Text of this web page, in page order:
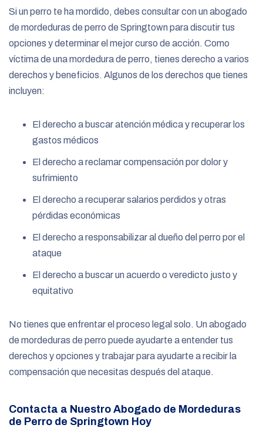
Si un perro te ha mordido, debes consultar con un abogado
de mordeduras de perro de Springtown para discutir tus
opciones y determinar el mejor curso de acción. Como
víctima de una mordedura de perro, tienes derecho a varios
derechos y beneficios. Algunos de los derechos que tienes
incluyen:
El derecho a buscar atención médica y recuperar los
gastos médicos
El derecho a reclamar compensación por dolor y
sufrimiento
El derecho a recuperar salarios perdidos y otras
pérdidas económicas
El derecho a responsabilizar al dueño del perro por el
ataque
El derecho a buscar un acuerdo o veredicto justo y
equitativo
No tienes que enfrentar el proceso legal solo. Un abogado
de mordeduras de perro puede ayudarte a entender tus
derechos y opciones y trabajar para ayudarte a recibir la
compensación que necesitas después del ataque.
Contacta a Nuestro Abogado de Mordeduras
de Perro de Springtown Hoy